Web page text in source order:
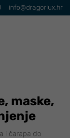
info@dragorlux.hr
maske,
i čarapa do